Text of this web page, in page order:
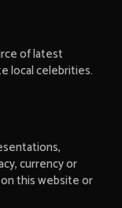
of latest
local celebrities.
currency or
this website or